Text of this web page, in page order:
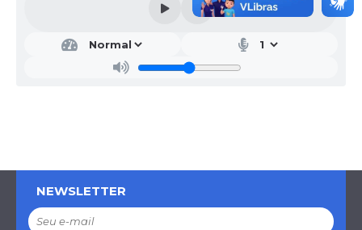
NEWSLETTER